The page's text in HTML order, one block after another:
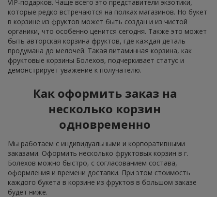
VIP-подарков. Чаще всего это представители экзотики,
которые редко встречаются на полках магазинов. Но букет
в корзине из фруктов может быть создан и из чистой
органики, что особенно ценится сегодня. Также это может
быть авторская корзина фруктов, где каждая деталь
продумана до мелочей. Такая витаминная корзина, как
фруктовые корзины Болехов, подчеркивает статус и
демонстрирует уважение к получателю.
Как оформить заказ на
несколько корзин
одновременно
Мы работаем с индивидуальными и корпоративными
заказами. Оформить несколько фруктовых корзин в г.
Болехов можно быстро, с согласованием состава,
оформления и времени доставки. При этом стоимость
каждого букета в корзине из фруктов в большом заказе
будет ниже.